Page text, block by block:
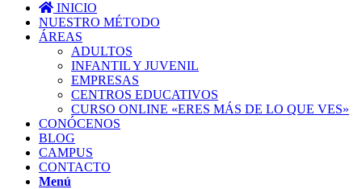
INICIO
NUESTRO MÉTODO
ÁREAS
ADULTOS
INFANTIL Y JUVENIL
EMPRESAS
CENTROS EDUCATIVOS
CURSO ONLINE «ERES MÁS DE LO QUE VES»
CONÓCENOS
BLOG
CAMPUS
CONTACTO
Menú